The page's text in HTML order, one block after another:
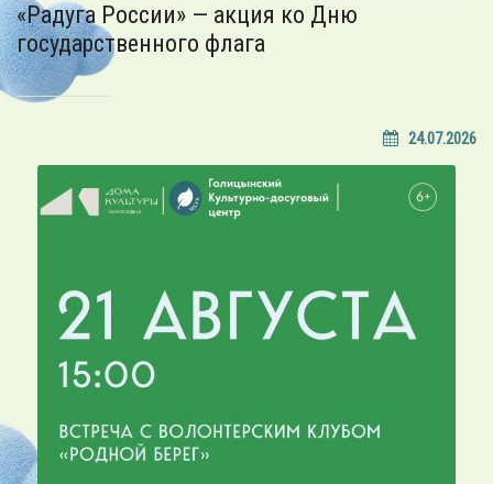
«Радуга России» — акция ко Дню
государственного флага
24.07.2026